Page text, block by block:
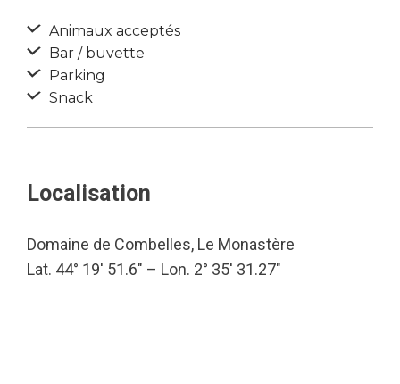
Animaux acceptés
Bar / buvette
Parking
Snack
Localisation
Domaine de Combelles, Le Monastère
Lat. 44° 19′ 51.6″ – Lon. 2° 35′ 31.27″